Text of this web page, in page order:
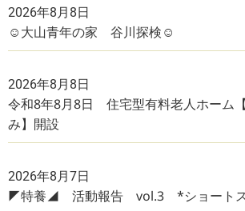
2026年8月8日
☺大山青年の家 谷川探検☺
2026年8月8日
令和8年8月8日 住宅型有料老人ホーム
み】開設
2026年8月7日
◤特養◢ 活動報告 vol.3 *ショートス